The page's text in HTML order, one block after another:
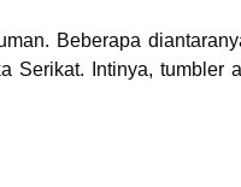
Beberapa
Serikat. Intinya, tumbler